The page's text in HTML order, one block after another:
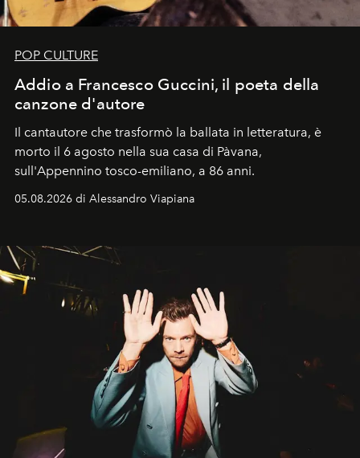
POP CULTURE
Addio a Francesco Guccini, il poeta della
canzone d'autore
Il cantautore che trasformò la ballata in letteratura, è
morto il 6 agosto nella sua casa di Pàvana,
sull'Appennino tosco-emiliano, a 86 anni.
05.08.2026 di Alessandro Viapiana